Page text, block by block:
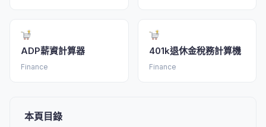
ADP薪資計算器
Finance
401k退休金稅務計算機
Finance
本頁目錄